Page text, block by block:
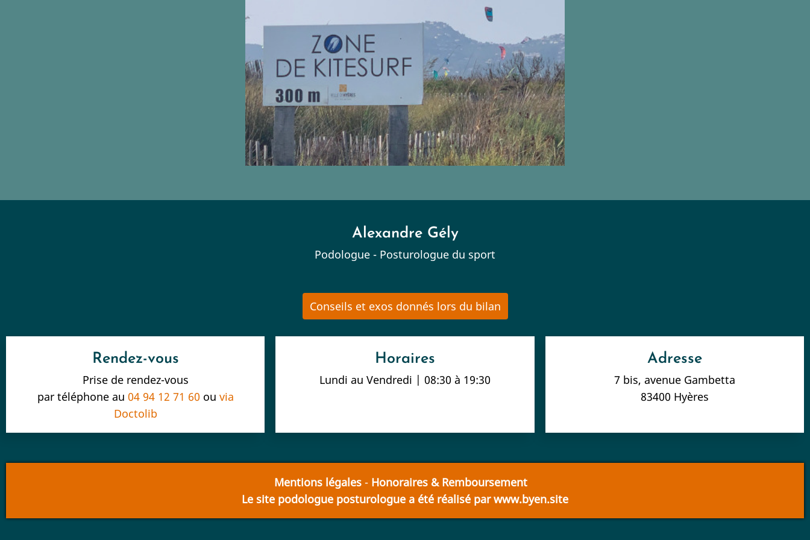
Alexandre Gély
Podologue - Posturologue du sport
Conseils et exos donnés lors du bilan
Rendez-vous
Prise de rendez-vous
par téléphone au 04 94 12 71 60 ou via
Doctolib
Horaires
Lundi au Vendredi | 08:30 à 19:30
Adresse
7 bis, avenue Gambetta
83400 Hyères
Mentions légales- Honoraires & Remboursement
Le site podologue posturologue a été réalisé parwww.byen.site